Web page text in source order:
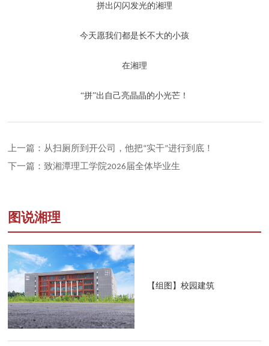
拼出闪闪发光的湘理
今天愿我们都是长不大的小孩
在湘理
“拼”出自己亮晶晶的小光芒！
上一篇：从扫厕所到开公司，他把“实干”进行到底！
下一篇：致湘潭理工学院2026届全体毕业生
图说湘理
【组图】校园建筑